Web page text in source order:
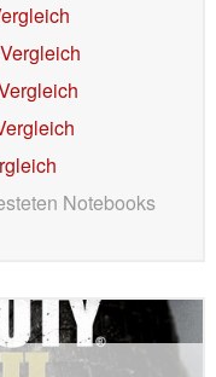
Vergleich
Notebooks